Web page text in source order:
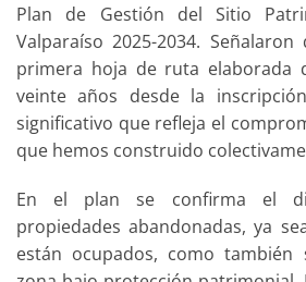
Plan de Gestión del Sitio
Valparaíso 2025-2034.
primera hoja de ruta elaborada
veinte años desde la
significativo que refleja el
que hemos construido
En el plan se confirma el
propiedades abandonadas, ya
están ocupados, como